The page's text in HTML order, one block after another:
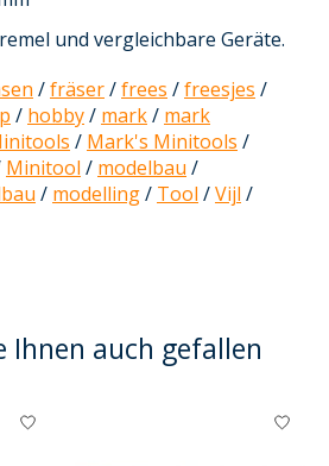
und vergleichbare Geräte.
/fräser/frees /freesjes /
/ hobby/ mark/ mark
/ Mark's Minitools /
Minitool / modelbau /
/ modelling/ Tool /Vijl /
Ihnen auch gefallen